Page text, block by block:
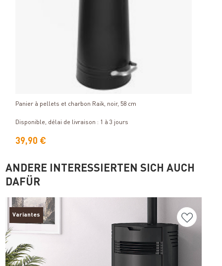
Détails
Panier à pellets et charbon Raik, noir, 58 cm
Disponible, délai de livraison : 1 à 3 jours
39,90 €
ANDERE INTERESSIERTEN SICH AUCH
DAFÜR
Variantes